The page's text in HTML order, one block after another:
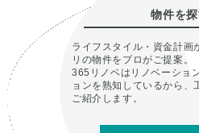
物件を
ライフスタイル・資金計画
リの物件をプロがご提案。
365リノベはリノベーショ
ョンを熟知しているから、
ご紹介します。